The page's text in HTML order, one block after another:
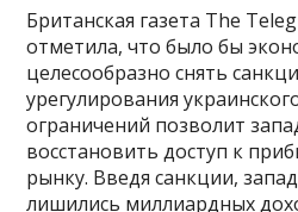
Британская газета The
отметила, что было бы
целесообразно снять
урегулирования
ограничений позволит
восстановить доступ к
рынку. Введя санкции,
лишились миллиардных